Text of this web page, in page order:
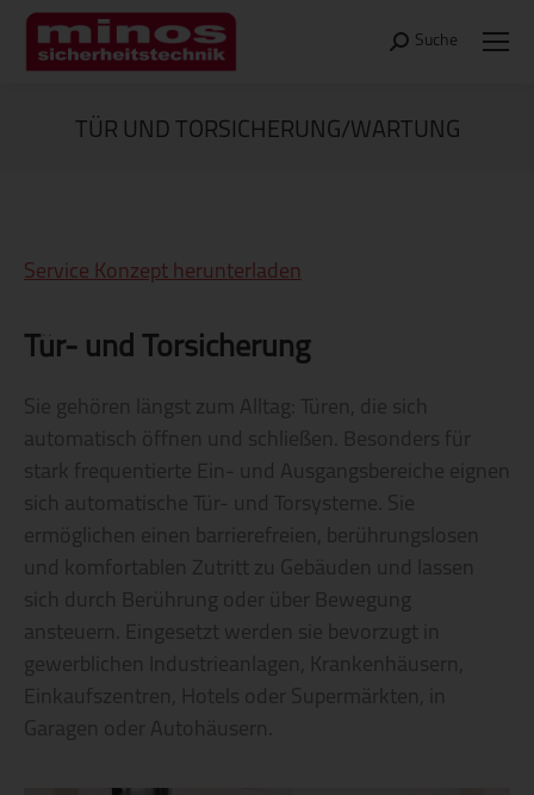
Search:
Suche
TÜR UND TORSICHERUNG/WARTUNG
Service Konzept herunterladen
Tür- und Torsicherung
Sie gehören längst zum Alltag: Türen, die sich
automatisch öffnen und schließen. Besonders für
stark frequentierte Ein- und Ausgangsbereiche eignen
sich automatische Tür- und Torsysteme. Sie
ermöglichen einen barrierefreien, berührungslosen
und komfortablen Zutritt zu Gebäuden und lassen
sich durch Berührung oder über Bewegung
ansteuern. Eingesetzt werden sie bevorzugt in
gewerblichen Industrieanlagen, Krankenhäusern,
Einkaufszentren, Hotels oder Supermärkten, in
Garagen oder Autohäusern.